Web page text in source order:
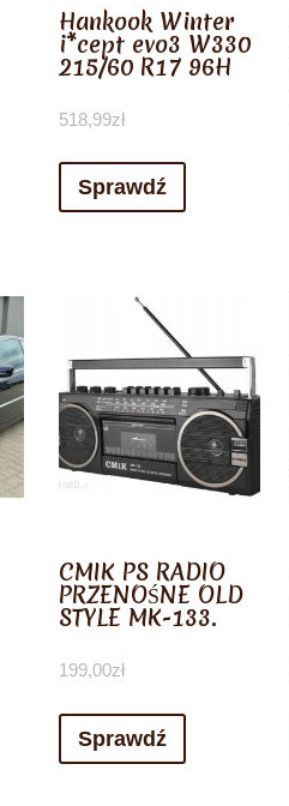
Hankook Winter
i*cept evo3 W330
215/60 R17 96H
518,99zł
Sprawdź
CMIK PS RADIO
PRZENOŚNE OLD
STYLE MK-133.
199,00zł
Sprawdź